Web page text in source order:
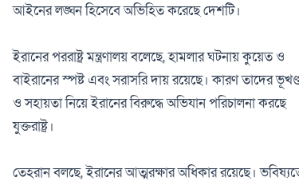
আইনের লঙ্ঘন হিসেবে অভিহিত করেছে দেশটি।
ইরানের পররাষ্ট্র মন্ত্রণালয় বলেছে, হামলার ঘটনায় কুয়েত ও
বাইরানের স্পষ্ট এবং সরাসরি দায় রয়েছে। কারণ তাদের
ও সহায়তা নিয়ে ইরানের বিরুদ্ধে অভিযান পরিচালনা করছে
যুক্তরাষ্ট্র।
তেহরান বলছে, ইরানের আত্মরক্ষার অধিকার রয়েছে।